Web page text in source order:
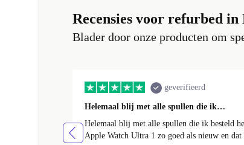
Recensies voor refurbed in
Blader door onze producten om
geverifieerd
Helemaal blij met alle spullen die ik…
Helemaal blij met alle spullen die ik besteld
Apple Watch Ultra 1 zo goed als nieuw en dat